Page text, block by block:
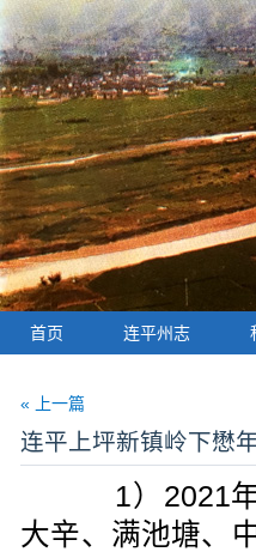
首页 连平州志
« 上一篇
连平上坪新镇岭下懋
1）2021年7
大辛、满池塘、